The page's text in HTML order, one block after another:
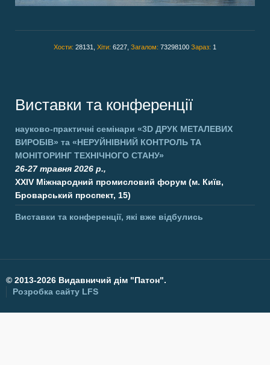
Хости: 28131, Хіти: 6227, Загалом: 73298100 Зараз: 1
Виставки та конференції
науково-практичні семінари «3D ДРУК МЕТАЛЕВИХ
ВИРОБІВ» та «НЕРУЙНІВНИЙ КОНТРОЛЬ ТА
МОНІТОРИНГ ТЕХНІЧНОГО СТАНУ»
26-27 травня 2026 р.,
XXIV Міжнародний промисловий форум (м. Київ,
Броварський проспект, 15)
Виставки та конференції, які вже відбулись
© 2013-2026 Видавничий дім "Патон".
Розробка сайту LFS